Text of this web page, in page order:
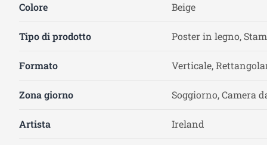
Colore Beige
Tipo di prodotto Poster in legno,
Formato Verticale,
Zona giorno Soggiorno, Camera
Artista Ireland